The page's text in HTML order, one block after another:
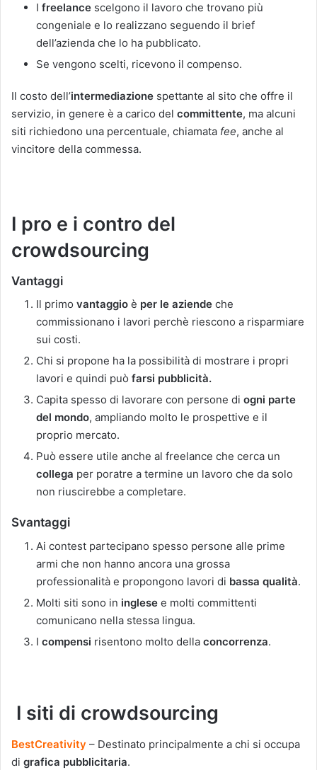
I freelance scelgono il lavoro che trovano più
congeniale e lo realizzano seguendo il brief
dell’azienda che lo ha pubblicato.
Se vengono scelti, ricevono il compenso.
Il costo dell’intermediazione spettante al sito che offre il
servizio, in genere è a carico del committente, ma alcuni
siti richiedono una percentuale, chiamata fee, anche al
vincitore della commessa.
I pro e i contro del
crowdsourcing
Vantaggi
Il primo vantaggio è per le aziende che
commissionano i lavori perchè riescono a risparmiare
sui costi.
Chi si propone ha la possibilità di mostrare i propri
lavori e quindi può farsi pubblicità.
Capita spesso di lavorare con persone di ogni parte
del mondo, ampliando molto le prospettive e il
proprio mercato.
Può essere utile anche al freelance che cerca un
collega per poratre a termine un lavoro che da solo
non riuscirebbe a completare.
Svantaggi
Ai contest partecipano spesso persone alle prime
armi che non hanno ancora una grossa
professionalità e propongono lavori di bassa qualità.
Molti siti sono in inglese e molti committenti
comunicano nella stessa lingua.
I compensi risentono molto della concorrenza.
I siti di crowdsourcing
BestCreativity – Destinato principalmente a chi si occupa
di grafica pubblicitaria.